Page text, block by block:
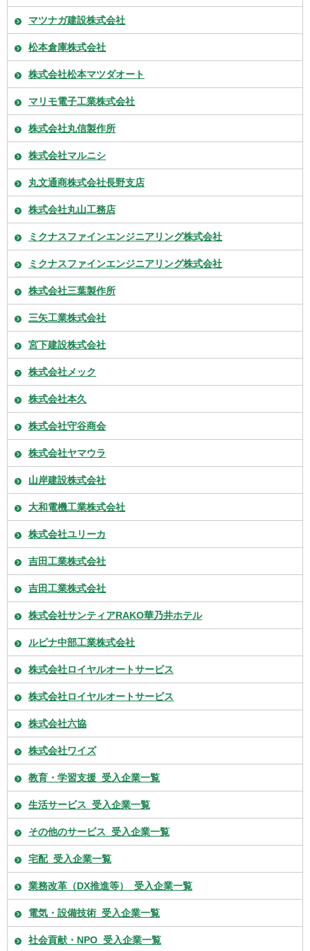
マツナガ建設株式会社
松本倉庫株式会社
株式会社松本マツダオート
マリモ電子工業株式会社
株式会社丸信製作所
株式会社マルニシ
丸文通商株式会社長野支店
株式会社丸山工務店
ミクナスファインエンジニアリング株式会社
ミクナスファインエンジニアリング株式会社
株式会社三葉製作所
三矢工業株式会社
宮下建設株式会社
株式会社メック
株式会社本久
株式会社守谷商会
株式会社ヤマウラ
山岸建設株式会社
大和電機工業株式会社
株式会社ユリーカ
吉田工業株式会社
吉田工業株式会社
株式会社サンティアRAKO華乃井ホテル
ルピナ中部工業株式会社
株式会社ロイヤルオートサービス
株式会社ロイヤルオートサービス
株式会社六協
株式会社ワイズ
教育・学習支援_受入企業一覧
生活サービス_受入企業一覧
その他のサービス_受入企業一覧
宅配_受入企業一覧
業務改革（DX推進等）_受入企業一覧
電気・設備技術_受入企業一覧
社会貢献・NPO_受入企業一覧